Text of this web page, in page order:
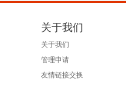
关于我们
关于我们
管理申请
友情链接交换